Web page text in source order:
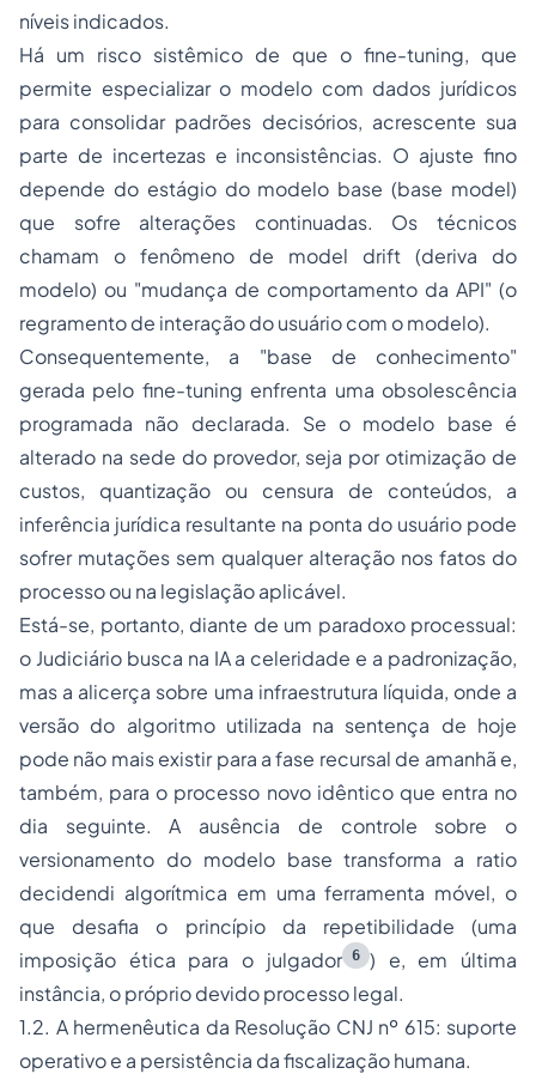
níveis indicados.
Há um risco sistêmico de que o fine-tuning, que
permite especializar o modelo com dados jurídicos
para consolidar padrões decisórios, acrescente sua
parte de incertezas e inconsistências. O ajuste fino
depende do estágio do modelo base (base model)
que sofre alterações continuadas. Os técnicos
chamam o fenômeno de model drift (deriva do
modelo) ou "mudança de comportamento da API" (o
regramento de interação do usuário com o modelo).
Consequentemente, a "base de conhecimento"
gerada pelo fine-tuning enfrenta uma obsolescência
programada não declarada. Se o modelo base é
alterado na sede do provedor, seja por otimização de
custos, quantização ou censura de conteúdos, a
inferência jurídica resultante na ponta do usuário pode
sofrer mutações sem qualquer alteração nos fatos do
processo ou na legislação aplicável.
Está-se, portanto, diante de um paradoxo processual:
o Judiciário busca na IA a celeridade e a padronização,
mas a alicerça sobre uma infraestrutura líquida, onde a
versão do algoritmo utilizada na sentença de hoje
pode não mais existir para a fase recursal de amanhã e,
também, para o processo novo idêntico que entra no
dia seguinte. A ausência de controle sobre o
versionamento do modelo base transforma a ratio
decidendi algorítmica em uma ferramenta móvel, o
que desafia o princípio da repetibilidade (uma
imposição ética para o julgador 6 ) e, em última
instância, o próprio devido processo legal.
1.2. A hermenêutica da Resolução CNJ nº 615: suporte
operativo e a persistência da fiscalização humana.